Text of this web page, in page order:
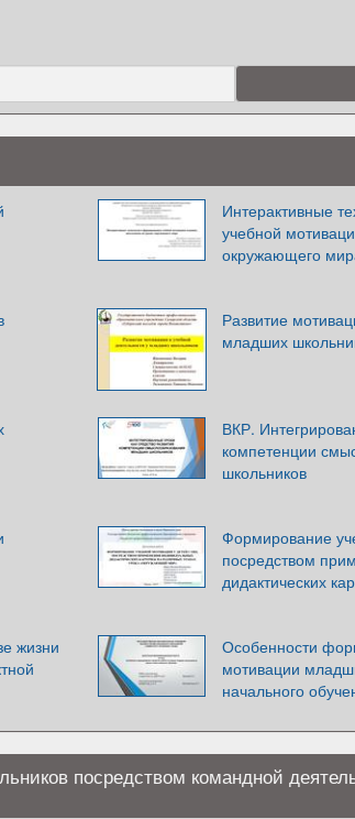
Интерактивные
учебной
окружающего
Развитие
младших
ВКР.
компетенции
школьников
Формирование
посредством
дидактических
жизни
Особенности
мотивации
начального
посредством командной